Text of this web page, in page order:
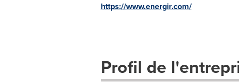
https://www.energir.com/
Profil de